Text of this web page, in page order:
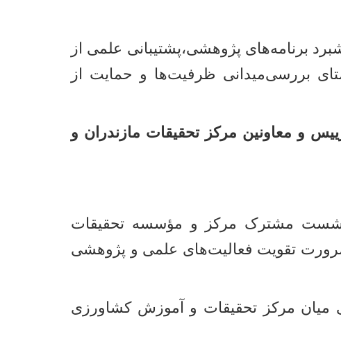
برنامه‌های پژوهشی،پشتیبانی علمی از
بررسی‌میدانی ظرفیت‌ها و حمایت از
معاونین مرکز تحقیقات مازندران و
نشست مشترک مرکز و مؤسسه تحقیقات
تقویت فعالیت‌های علمی و پژوهشی
مرکز تحقیقات و آموزش کشاورزی